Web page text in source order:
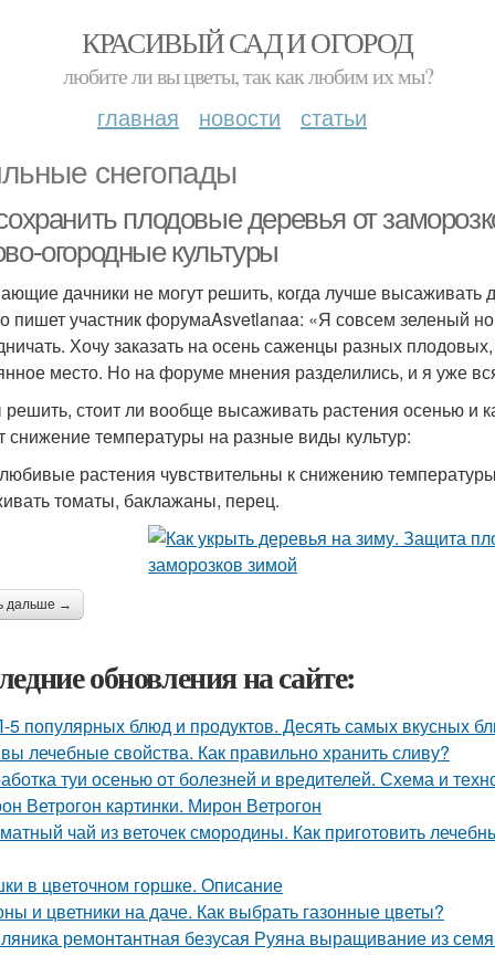
КРАСИВЫЙ САД И ОГОРОД
любите ли вы цветы, так как любим их мы?
главная новости статьи
снегопады
плодовые деревья от
огородные культуры
дачники не могут решить, когда лучше высаживать
пишет участник форумаAsvetlanaa: «Я совсем зеленый
Хочу заказать на осень саженцы разных
место. Но на форуме мнения разделились, и я уже
стоит ли вообще высаживать растения осенью и
снижение температуры на разные виды культур:
растения чувствительны к снижению
томаты, баклажаны, перец.
дальше →
обновления на сайте:
популярных блюд и продуктов. Десять самых вкусных
лечебные свойства. Как правильно хранить сливу?
туи осенью от болезней и вредителей. Схема и
Ветрогон картинки. Мирон Ветрогон
чай из веточек смородины. Как приготовить
в цветочном горшке. Описание
и цветники на даче. Как выбрать газонные цветы?
ремонтантная безусая Руяна выращивание из